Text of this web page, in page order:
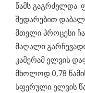
წამს გაგრძელდა.
შედარებით
მთელი პროცესი
მაღალი
კამერამ ელვის
მხოლოდ 0,78
სფერული ელვის